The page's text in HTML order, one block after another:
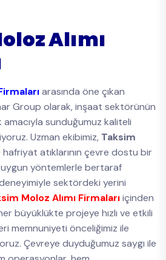
Alımı
arasında öne çıkan
Group olarak, inşaat sektörünün
amacıyla sunduğumuz kaliteli
Uzman ekibimiz, Taksim
atıklarının çevre dostu bir
uygun yöntemlerle bertaraf
sektördeki yerini
Moloz Alımı Firmalarıiçinden
büyüklükte projeye hızlı ve etkili
memnuniyeti önceliğimiz ile
Çevreye duyduğumuz saygı ile